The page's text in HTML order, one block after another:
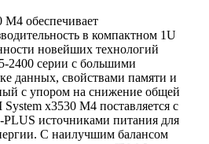
обеспечивает
в компактном 1U
новейших технологий
2400 серии с большими
данных, свойствами памяти и
с упором на снижение общей
x3530 M4 поставляется с
источниками питания для
С наилучшим балансом